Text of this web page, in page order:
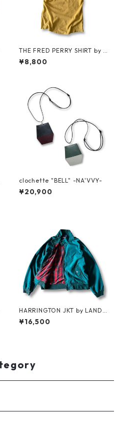
THE FRED PERRY SHIRT by F
RED PERRY
¥8,800
clochette "BELL" -NA'VVY-
¥20,900
HARRINGTON JKT by LAND
S'END
¥16,500